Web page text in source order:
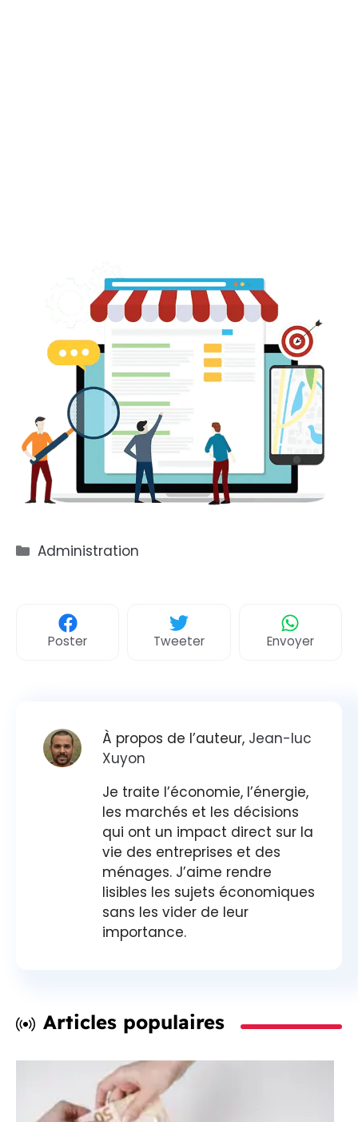
Catégories
Administration
Poster Tweeter Envoyer
À propos de l’auteur, Jean-luc
Xuyon
Je traite l’économie, l’énergie,
les marchés et les décisions
qui ont un impact direct sur la
vie des entreprises et des
ménages. J’aime rendre
lisibles les sujets économiques
sans les vider de leur
importance.
Articles populaires